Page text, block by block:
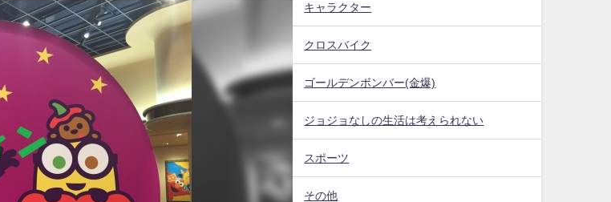
キャラクター
クロスバイク
ゴールデンボンバー(金爆)
ジョジョなしの生活は考えられない
スポーツ
その他